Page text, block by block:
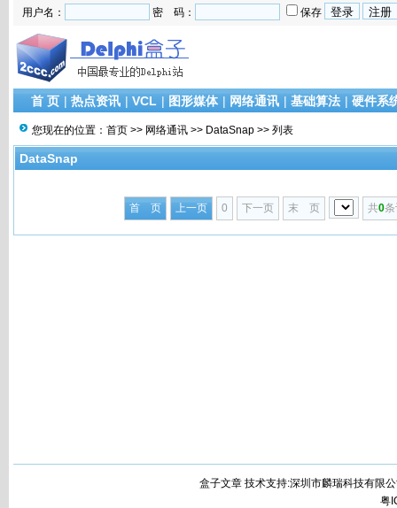
用户名： 密 码： 保存
首 页 | 热点资讯 | VCL | 图形媒体 | 网络通讯 | 基础算法 | 硬件系
您现在的位置： 首页 >> 网络通讯 >> DataSnap >> 列表
DataSnap
首 页 上一页 0 下一页 末 页 共0
盒子文章 技术支持:深圳市麟瑞科技有限
粤